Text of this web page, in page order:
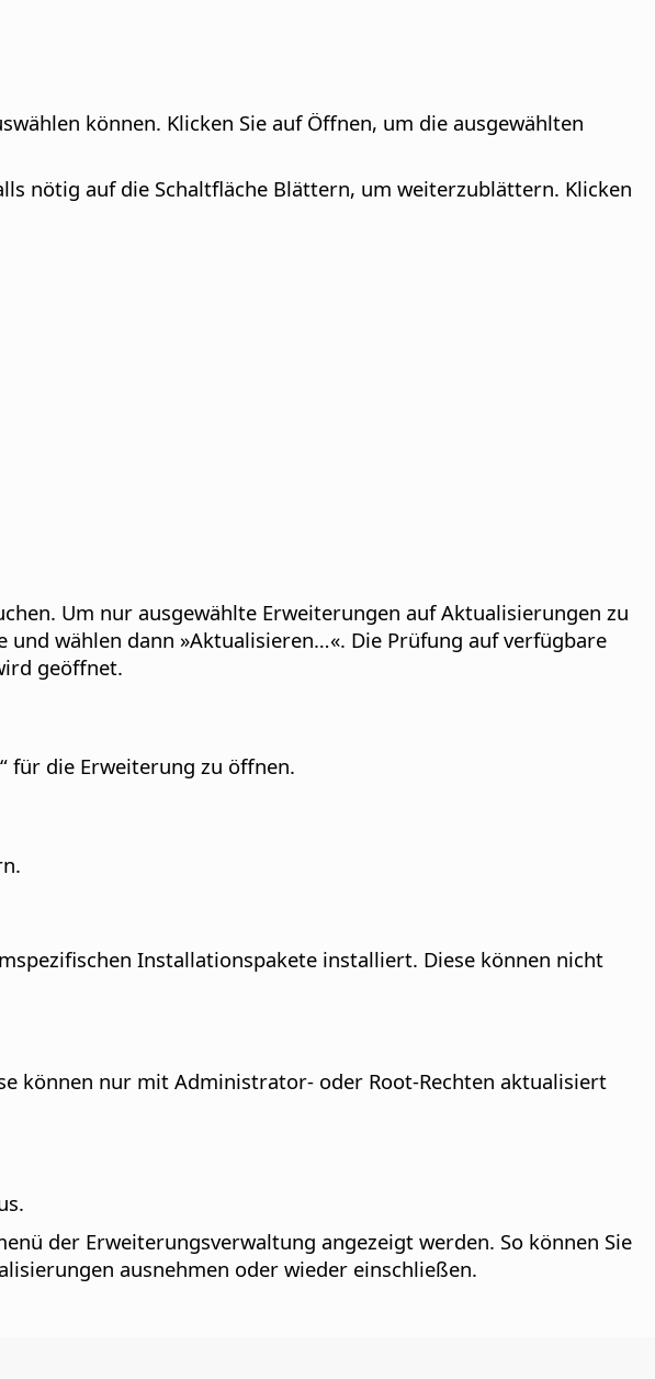
können. Klicken Sie auf Öffnen, um die ausgewählten
nötig auf die Schaltfläche Blättern, um weiterzublättern. Klicken
Um nur ausgewählte Erweiterungen auf Aktualisierungen zu
wählen dann »Aktualisieren…«. Die Prüfung auf verfügbare
geöffnet.
für die Erweiterung zu öffnen.
Installationspakete installiert. Diese können nicht
können nur mit Administrator- oder Root-Rechten aktualisiert
der Erweiterungsverwaltung angezeigt werden. So können Sie
ausnehmen oder wieder einschließen.